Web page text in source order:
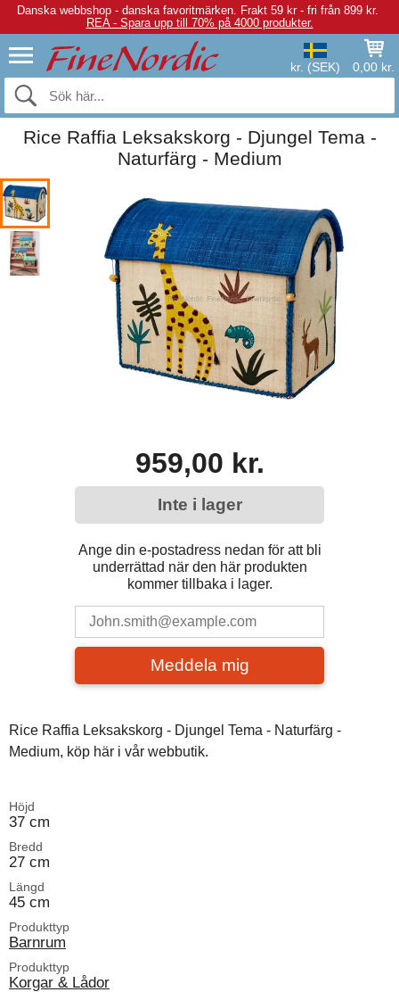
Danska webbshop - danska favoritmärken. Frakt 59 kr - fri från 899 kr.
REA - Spara upp till 70% på 4000 produkter.
kr. (SEK) 0,00 kr.
Rice Raffia Leksakskorg - Djungel Tema -
Naturfärg - Medium
959,00 kr.
Inte i lager
Ange din e-postadress nedan för att bli
underrättad när den här produkten
kommer tillbaka i lager.
Meddela mig
Rice Raffia Leksakskorg - Djungel Tema - Naturfärg -
Medium, köp här i vår webbutik.
Höjd
37 cm
Bredd
27 cm
Längd
45 cm
Produkttyp
Barnrum
Produkttyp
Korgar & Lådor